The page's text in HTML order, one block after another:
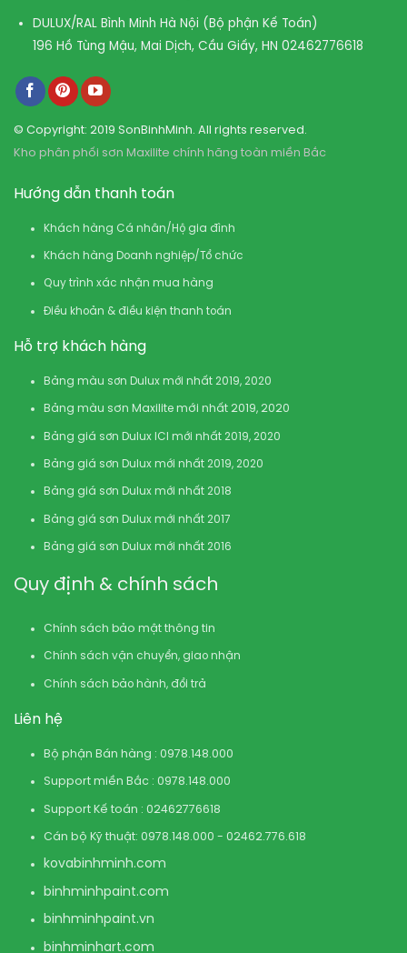
DULUX/RAL Bình Minh Hà Nội (Bộ phận Kế Toán)
196 Hồ Tùng Mậu, Mai Dịch, Cầu Giấy, HN 02462776618
© Copyright: 2019 SonBinhMinh. All rights reserved.
Kho phân phối sơn Maxilite chính hãng toàn miền Bắc
Hướng dẫn thanh toán
Khách hàng Cá nhân/Hộ gia đình
Khách hàng Doanh nghiệp/Tổ chức
Quy trình xác nhận mua hàng
Điều khoản & điều kiện thanh toán
Hỗ trợ khách hàng
Bảng màu sơn Dulux mới nhất 2019, 2020
Bảng màu sơn Maxilite mới nhất 2019, 2020
Bảng giá sơn Dulux ICI mới nhất 2019, 2020
Bảng giá sơn Dulux mới nhất 2019, 2020
Bảng giá sơn Dulux mới nhất 2018
Bảng giá sơn Dulux mới nhất 2017
Bảng giá sơn Dulux mới nhất 2016
Quy định & chính sách
Chính sách bảo mật thông tin
Chính sách vận chuyển, giao nhận
Chính sách bảo hành, đổi trả
Liên hệ
Bộ phận Bán hàng : 0978.148.000
Support miền Bắc : 0978.148.000
Support Kế toán : 02462776618
Cán bộ Kỹ thuật: 0978.148.000 - 02462.776.618
kovabinhminh.com
binhminhpaint.com
binhminhpaint.vn
binhminhart.com